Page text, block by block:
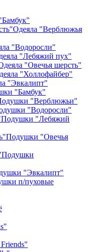
Одеяла "Верблюжья
"Водоросли"
"Лебяжий пух"
"Овечья шерсть"
"Холлофайбер"
"Эвкалипт"
"Бамбук"
"Верблюжьи"
"Водоросли"
Подушки "Лебяжий
Подушки "Овечья
Подушки
"Эвкалипт"
п/пуховые